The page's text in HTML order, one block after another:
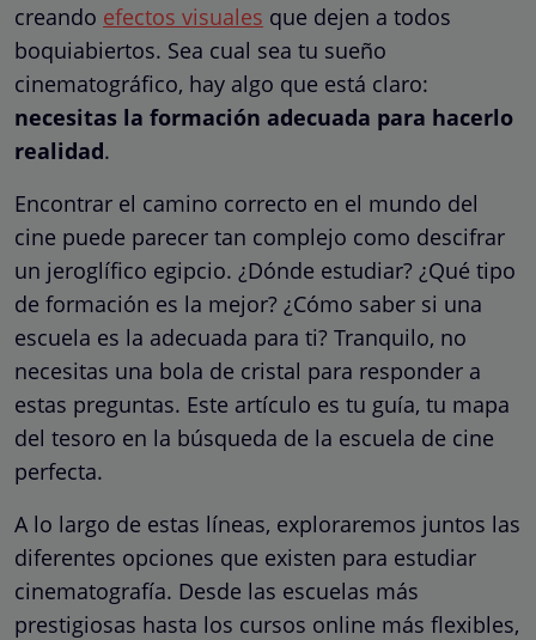
creando efectos visuales que dejen a todos
boquiabiertos. Sea cual sea tu sueño
cinematográfico, hay algo que está claro:
necesitas la formación adecuada para hacerlo
realidad.
Encontrar el camino correcto en el mundo del
cine puede parecer tan complejo como descifrar
un jeroglífico egipcio. ¿Dónde estudiar? ¿Qué tipo
de formación es la mejor? ¿Cómo saber si una
escuela es la adecuada para ti? Tranquilo, no
necesitas una bola de cristal para responder a
estas preguntas. Este artículo es tu guía, tu mapa
del tesoro en la búsqueda de la escuela de cine
perfecta.
A lo largo de estas líneas, exploraremos juntos las
diferentes opciones que existen para estudiar
cinematografía. Desde las escuelas más
prestigiosas hasta los cursos online más flexibles,